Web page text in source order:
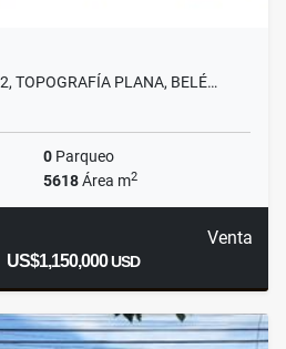
TOPOGRAFÍA PLANA, BELÉ…
0 Parqueo
5618Área m2
Venta
US$1,150,000USD